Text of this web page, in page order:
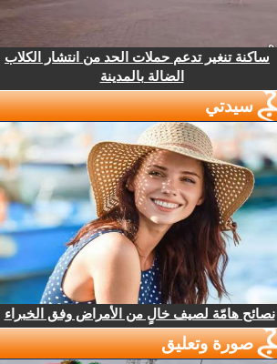
ساكنة تنغير تدعم حملات الحد من انتشار الكلاب
الضالة بالمدينة
سيدتي
نصائح هامّة لصيف خالٍ من الأمراض وفق الخبراء
صورة وتعليق